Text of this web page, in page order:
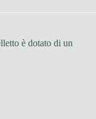
è dotato di un